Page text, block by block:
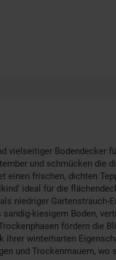
vielseitiger Bodendecker
und schmücken die
frischen, dichten
ideal für die
niedriger Gartenstrauch-
kiesigem Boden,
fördern die
ihrer winterharten
und Trockenmauern, wo